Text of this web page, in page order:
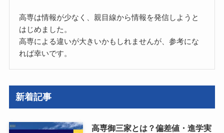
高専は情報が少なく、親目線から情報を発信しようと
はじめました。
高専による違いが大きいかもしれませんが、参考にな
れば幸いです。
新着記事
高専御三家とは？偏差値・進学実